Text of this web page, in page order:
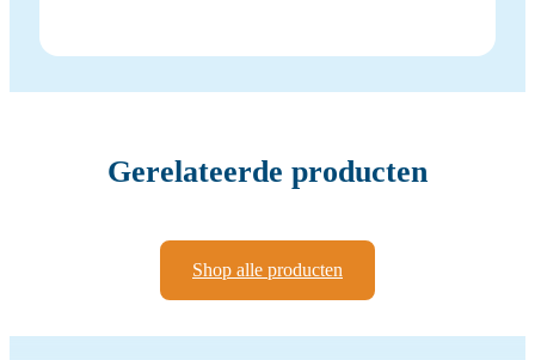
Gerelateerde producten
Shop alle producten